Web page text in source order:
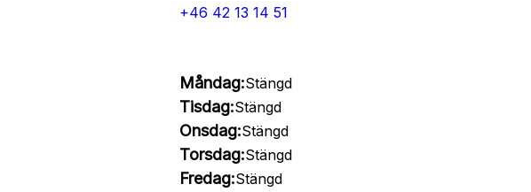
+46 42 13 14 51
Måndag:Stängd
Tisdag:Stängd
Onsdag:Stängd
Torsdag:Stängd
Fredag:Stängd